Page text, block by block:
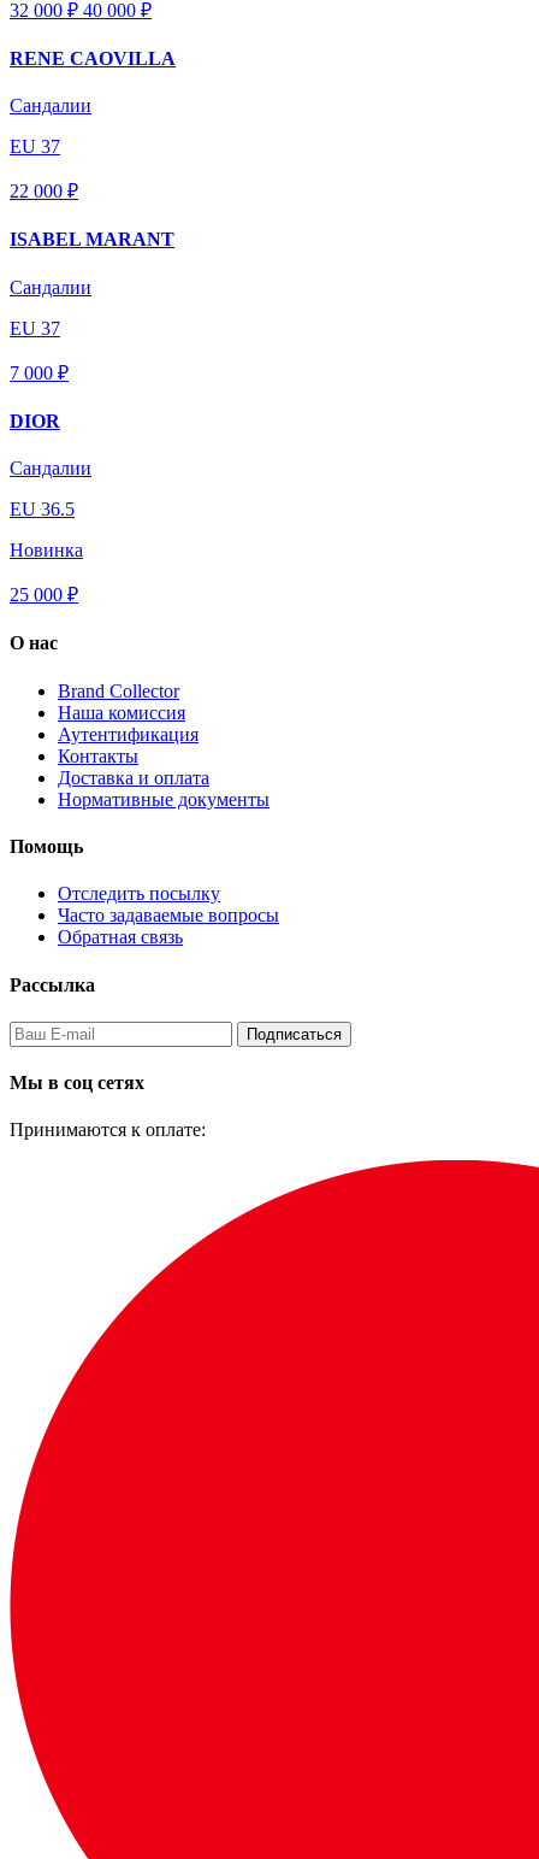
32 000 ₽ 40 000 ₽
RENE CAOVILLA
Сандалии
EU 37
22 000 ₽
ISABEL MARANT
Сандалии
EU 37
7 000 ₽
DIOR
Сандалии
EU 36.5
Новинка
25 000 ₽
О нас
Brand Collector
Наша комиссия
Аутентификация
Контакты
Доставка и оплата
Нормативные документы
Помощь
Отследить посылку
Часто задаваемые вопросы
Обратная связь
Рассылка
Подписаться
Мы в соц сетях
Принимаются к оплате: